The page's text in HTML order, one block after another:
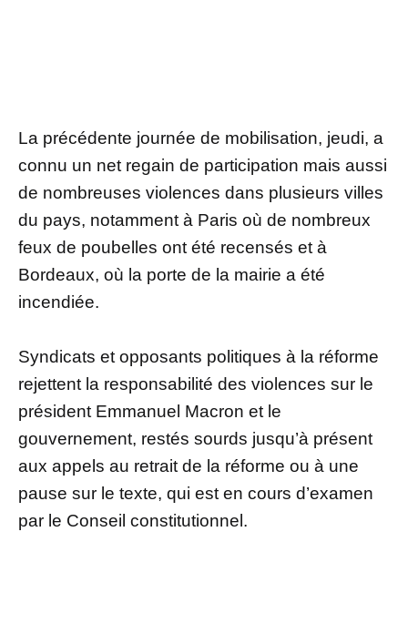
La précédente journée de mobilisation, jeudi, a
connu un net regain de participation mais aussi
de nombreuses violences dans plusieurs villes
du pays, notamment à Paris où de nombreux
feux de poubelles ont été recensés et à
Bordeaux, où la porte de la mairie a été
incendiée.
Syndicats et opposants politiques à la réforme
rejettent la responsabilité des violences sur le
président Emmanuel Macron et le
gouvernement, restés sourds jusqu’à présent
aux appels au retrait de la réforme ou à une
pause sur le texte, qui est en cours d’examen
par le Conseil constitutionnel.